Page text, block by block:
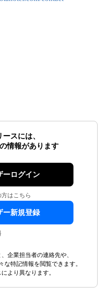
スには、
情報があります
ーログイン
はこちら
ー新規登録
企業担当者の連絡先や、
特記情報を閲覧できます。
より異なります。